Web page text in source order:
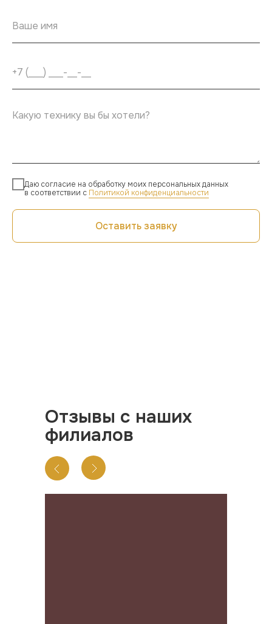
Даю согласие на обработку моих персональных данных
в соответствии с Политикой конфиденциальности
Оставить заявку
Отзывы с наших
филиалов